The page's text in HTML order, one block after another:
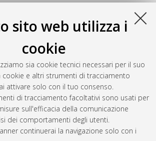
sito web utilizza i
cookie
sia cookie tecnici necessari per il suo
cookie e altri strumenti di tracciamento
attivare solo con il tuo consenso.
di tracciamento facoltativi sono usati per
sull'efficacia della comunicazione
dei comportamenti degli utenti.
continuerai la navigazione solo con i
(2012)Weighted Inequalities and
thesis], Alma Mater Studiorum
Dottorato di ricerca inMatematica, 24
unibo/amsdottorato/4896.
generata il Wed Aug 5 20:48:36 2026